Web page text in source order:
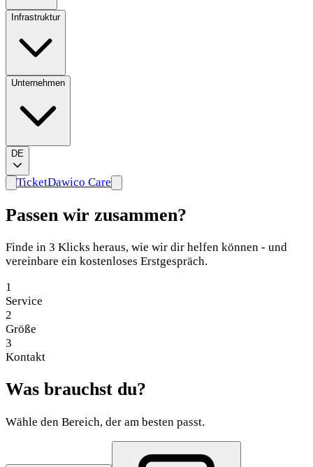
Infrastruktur
Unternehmen
DE
TicketDawico Care
Passen wir zusammen?
Finde in 3 Klicks heraus, wie wir dir helfen können - und
vereinbare ein kostenloses Erstgespräch.
1
Service
2
Größe
3
Kontakt
Was brauchst du?
Wähle den Bereich, der am besten passt.